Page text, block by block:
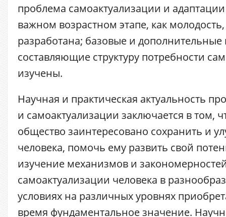
проблема самоактуализации и
важном возрастном этапе, как
разработана; базовые и дополнительные
составляющие структуру потребности
изучены.
Научная и практическая актуальность
и самоактуализации заключается в том,
общество заинтересовано сохранить и
человека, помочь ему развить свой
изучение механизмов и
самоактуализации человека в
условиях на различных уровнях
время фундаментальное значение.